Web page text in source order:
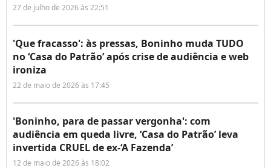
27 de julho de 2026 às 22:51
'Que fracasso': às pressas, Boninho muda TUDO
no ‘Casa do Patrão’ após crise de audiência e web
ironiza
22 de maio de 2026 às 17:45
'Boninho, para de passar vergonha': com
audiência em queda livre, ‘Casa do Patrão’ leva
invertida CRUEL de ex-‘A Fazenda’
12 de maio de 2026 às 18:02